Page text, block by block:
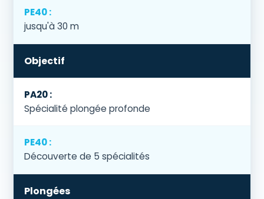
jusqu'à 30 m
Objectif
Spécialité plongée profonde
Découverte de 5 spécialités
Plongées